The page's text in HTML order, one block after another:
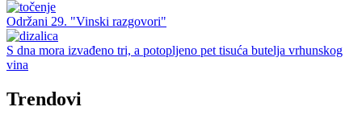
Održani 29. "Vinski razgovori"
S dna mora izvađeno tri, a potopljeno pet tisuća butelja vrhunskog
vina
Trendovi